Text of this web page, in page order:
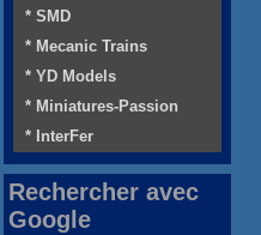
* SMD
* Mecanic Trains
* YD Models
* Miniatures-Passion
* InterFer
Rechercher avec
Google